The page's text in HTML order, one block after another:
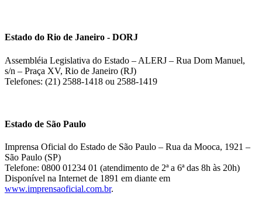
Estado do Rio de Janeiro - DORJ
Assembléia Legislativa do Estado – ALERJ – Rua Dom Manuel,
s/n – Praça XV, Rio de Janeiro (RJ)
Telefones: (21) 2588-1418 ou 2588-1419
Estado de São Paulo
Imprensa Oficial do Estado de São Paulo – Rua da Mooca, 1921 –
São Paulo (SP)
Telefone: 0800 01234 01 (atendimento de 2ª a 6ª das 8h às 20h)
Disponível na Internet de 1891 em diante em
www.imprensaoficial.com.br.